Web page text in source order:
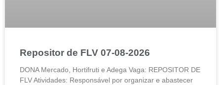
Repositor de FLV 07-08-2026
DONA Mercado, Hortifruti e Adega Vaga: REPOSITOR DE
FLV Atividades: Responsável por organizar e abastecer